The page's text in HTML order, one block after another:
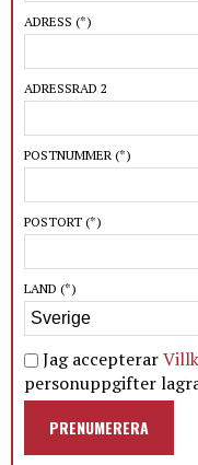
ADRESS (*)
ADRESSRAD 2
POSTNUMMER (*)
POSTORT (*)
LAND (*)
Jag accepterar
personuppgifter
PRENUMERERA